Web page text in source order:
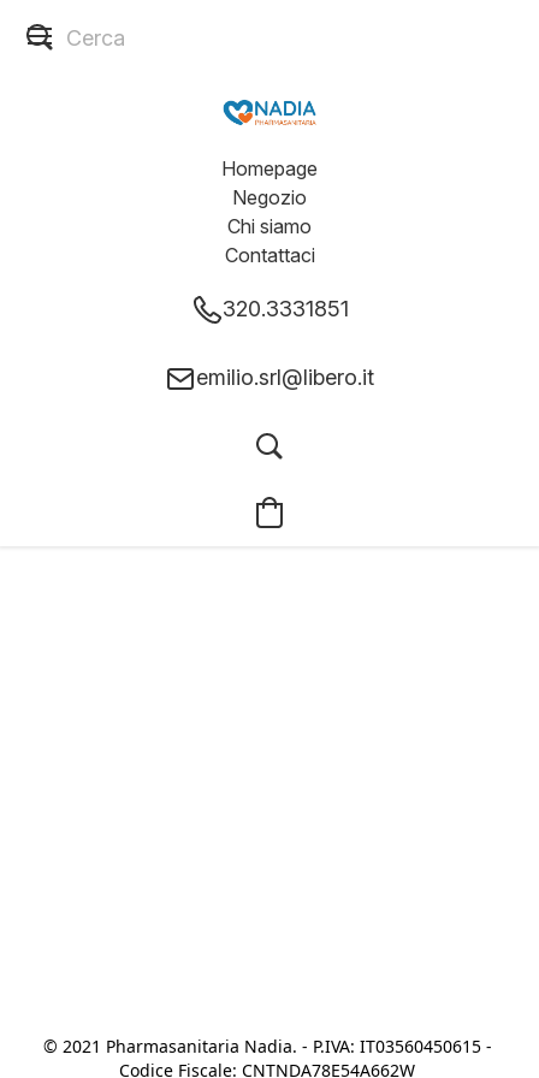
Homepage
Negozio
Chi siamo
Contattaci
320.3331851
emilio.srl@libero.it
© 2021 Pharmasanitaria Nadia. - P.IVA: IT03560450615 -
Codice Fiscale: CNTNDA78E54A662W